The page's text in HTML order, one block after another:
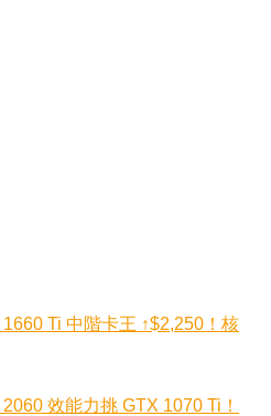
Ti 中階卡王 ↑$2,250！核
效能力挑 GTX 1070 Ti！